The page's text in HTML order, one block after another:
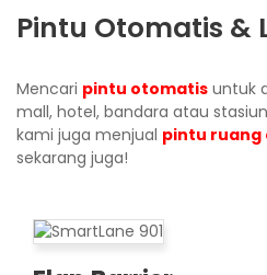
Pintu Otomatis &
Mencari pintu otomatis untuk
mall, hotel, bandara atau
kami juga menjual pintu ruang
sekarang juga!